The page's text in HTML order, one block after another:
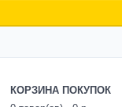
КОРЗИНА ПОКУПОК